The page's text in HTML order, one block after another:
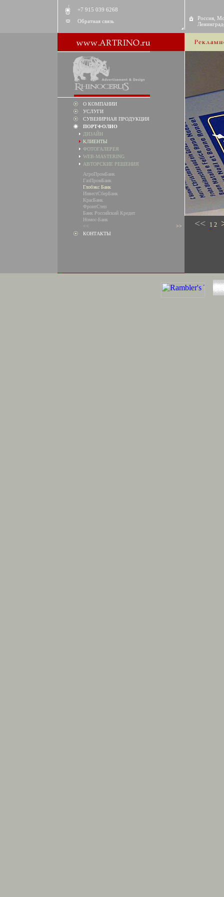
+7 915 039 6268
Обратная связь
Россия,
О КОМПАНИИ
УСЛУГИ
СУВЕНИРНАЯ ПРОДУКЦИЯ
ПОРТФОЛИО
ДИЗАЙН
КЛИЕНТЫ
ФОТОГАЛЕРЕЯ
WEB-MASTERING
АВТОРСКИЕ РЕШЕНИЯ
АгроПромБанк
ГазПромБанк
Глобэкс Банк
ИнвестСберБанк
КрасБанк
ФронтСтеп
Банк Российский Кредит
Номос-Банк
<<
>>
КОНТАКТЫ
<< 1 2